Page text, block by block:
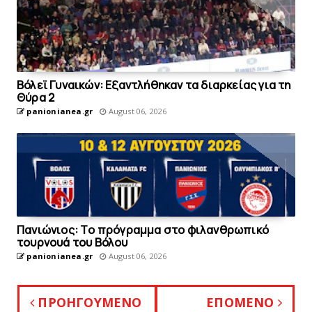
Bόλεϊ Γυναικών: Εξαντλήθηκαν τα διαρκείας για τη
Θύρα 2
panionianea.gr August 06, 2026
Πανιώνιoς: Tο πρόγραμμα στο φιλανθρωπικό
τουρνουά του Bόλου
panionianea.gr August 06, 2026
ΠΡΟΗΓΟΥΜΕΝΟ ΕΠΟΜΕΝΟ